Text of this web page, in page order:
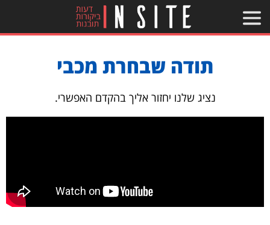
תודה שבחרת מכבי
נציג שלנו יחזור אליך בהקדם האפשרי.